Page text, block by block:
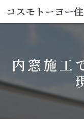
内窓施工